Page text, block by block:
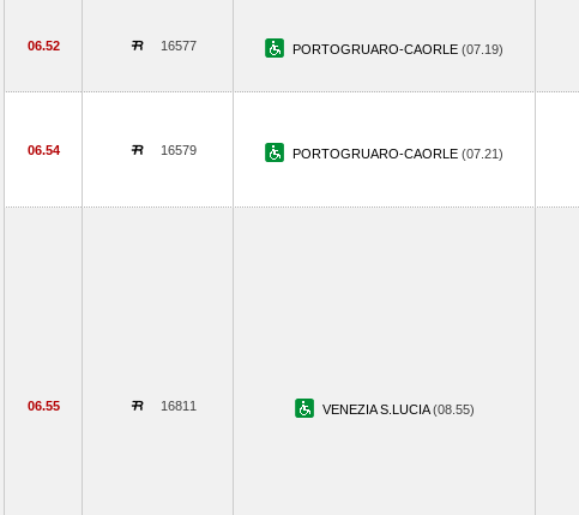
06.52 16577 PORTOGRUARO-CAORLE (07.19)
06.54 16579 PORTOGRUARO-CAORLE (07.21)
06.55 16811 VENEZIA S.LUCIA(08.55)